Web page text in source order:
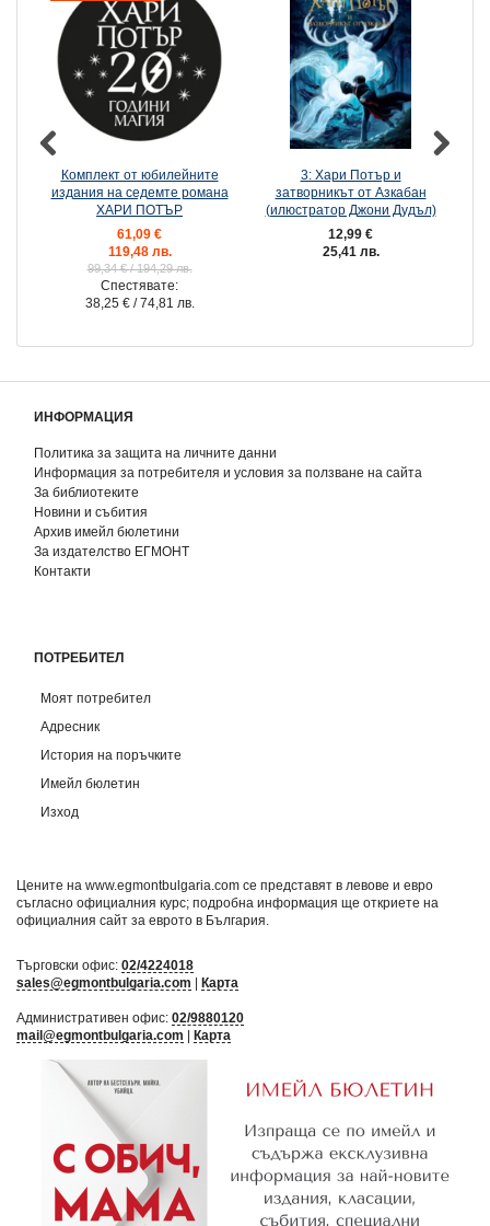
Комплект от юбилейните
издания на седемте романа
ХАРИ ПОТЪР
61,09 €
119,48 лв.
99,34 €/ 194,29 лв.
Спестявате:
38,25 € / 74,81 лв.
3: Хари Потър и
затворникът от Азкабан
(илюстратор Джони Дудъл)
12,99 €
25,41 лв.
ИНФОРМАЦИЯ
Политика за защита на личните данни
Информация за потребителя и условия за ползване на сайта
За библиотеките
Новини и събития
Архив имейл бюлетини
За издателство ЕГМОНТ
Контакти
ПОТРЕБИТЕЛ
Моят потребител
Адресник
История на поръчките
Имейл бюлетин
Изход
Цените на www.egmontbulgaria.com се представят в левове и евро
съгласно официалния курс; подробна информация ще откриете на
официалния сайт за еврото в България
Търговски офис: 02/4224018
sales@egmontbulgaria.com
Карта
Административен офис: 02/9880120
mail@egmontbulgaria.com
Карта